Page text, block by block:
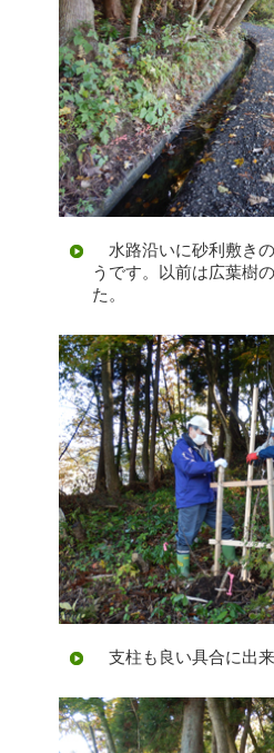
水路沿いに砂利敷き
うです。以前は広葉樹
た。
支柱も良い具合に出